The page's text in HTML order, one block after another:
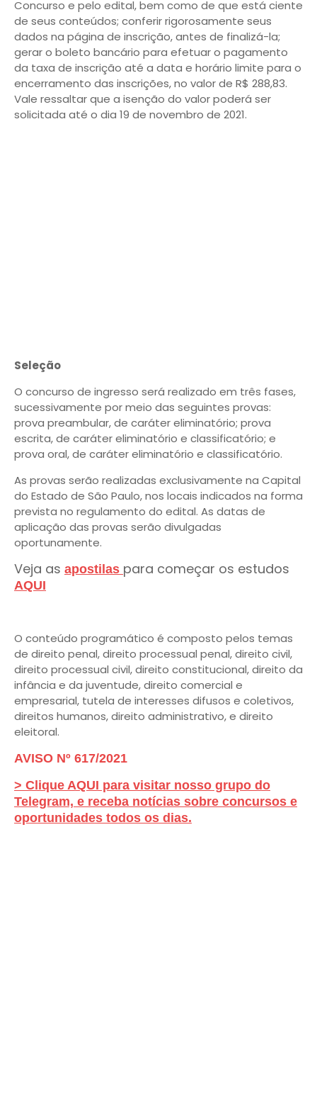
Concurso e pelo edital, bem como de que está ciente
de seus conteúdos; conferir rigorosamente seus
dados na página de inscrição, antes de finalizá-la;
gerar o boleto bancário para efetuar o pagamento
da taxa de inscrição até a data e horário limite para o
encerramento das inscrições, no valor de R$ 288,83.
Vale ressaltar que a isenção do valor poderá ser
solicitada até o dia 19 de novembro de 2021.
Seleção
O concurso de ingresso será realizado em três fases,
sucessivamente por meio das seguintes provas:
prova preambular, de caráter eliminatório; prova
escrita, de caráter eliminatório e classificatório; e
prova oral, de caráter eliminatório e classificatório.
As provas serão realizadas exclusivamente na Capital
do Estado de São Paulo, nos locais indicados na forma
prevista no regulamento do edital. As datas de
aplicação das provas serão divulgadas
oportunamente.
Veja as apostilas para começar os estudos
AQUI
O conteúdo programático é composto pelos temas
de direito penal, direito processual penal, direito civil,
direito processual civil, direito constitucional, direito da
infância e da juventude, direito comercial e
empresarial, tutela de interesses difusos e coletivos,
direitos humanos, direito administrativo, e direito
eleitoral.
AVISO Nº 617/2021
> Clique AQUI para visitar nosso grupo do
Telegram, e receba notícias sobre concursos e
oportunidades todos os dias.